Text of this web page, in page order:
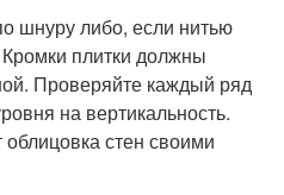
шнуру либо, если нитью
плитки должны
Проверяйте каждый ряд
на вертикальность.
стен своими